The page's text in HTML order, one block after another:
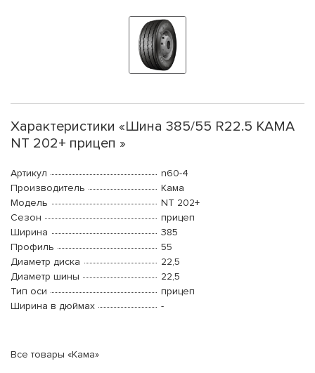
Характеристики «Шина 385/55 R22.5 КАМА
NT 202+ прицеп »
Артикул
n60-4
Производитель
Кама
Модель
NT 202+
Сезон
прицеп
Ширина
385
Профиль
55
Диаметр диска
22,5
Диаметр шины
22,5
Тип оси
прицеп
Ширина в дюймах
-
Все товары «Кама»